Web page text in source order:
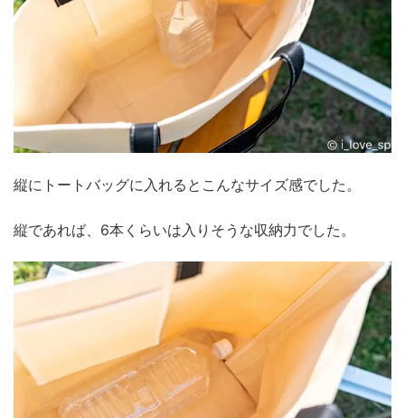
縦にトートバッグに入れるとこんなサイズ感でした。
縦であれば、6本くらいは入りそうな収納力でした。